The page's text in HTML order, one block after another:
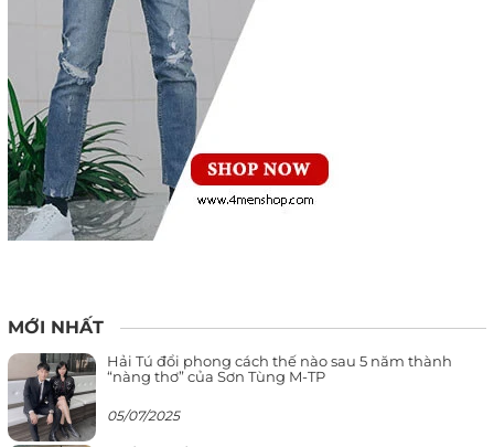
MỚI NHẤT
Hải Tú đổi phong cách thế nào sau 5 năm thành
“nàng thơ” của Sơn Tùng M-TP
05/07/2025